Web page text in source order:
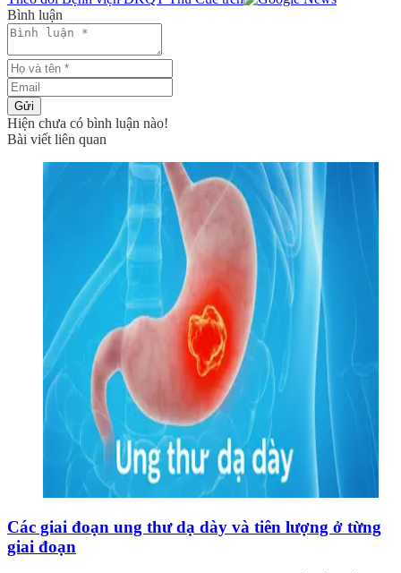
Bình luận
Gửi
Hiện chưa có bình luận nào!
Bài viết liên quan
Các giai đoạn ung thư dạ dày và tiên lượng ở từng
giai đoạn